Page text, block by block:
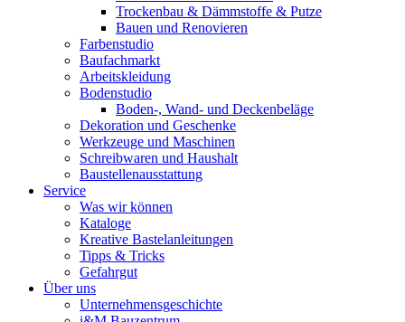
Trockenbau & Dämmstoffe & Putze
Bauen und Renovieren
Farbenstudio
Baufachmarkt
Arbeitskleidung
Bodenstudio
Boden-, Wand- und Deckenbeläge
Dekoration und Geschenke
Werkzeuge und Maschinen
Schreibwaren und Haushalt
Baustellenausstattung
Service
Was wir können
Kataloge
Kreative Bastelanleitungen
Tipps & Tricks
Gefahrgut
Über uns
Unternehmensgeschichte